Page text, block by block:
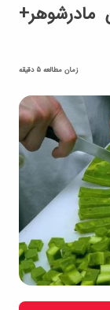
مادرشوهر+
زمان مطالعه 5 دقیقه